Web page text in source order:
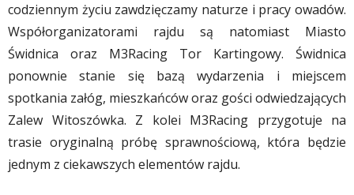
codziennym życiu zawdzięczamy naturze i pracy owadów.
Współorganizatorami rajdu są natomiast Miasto
Świdnica oraz M3Racing Tor Kartingowy. Świdnica
ponownie stanie się bazą wydarzenia i miejscem
spotkania załóg, mieszkańców oraz gości odwiedzających
Zalew Witoszówka. Z kolei M3Racing przygotuje na
trasie oryginalną próbę sprawnościową, która będzie
jednym z ciekawszych elementów rajdu.